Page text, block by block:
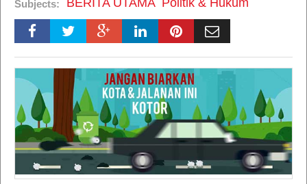
Subjects: BERITA UTAMA Politik & Hukum